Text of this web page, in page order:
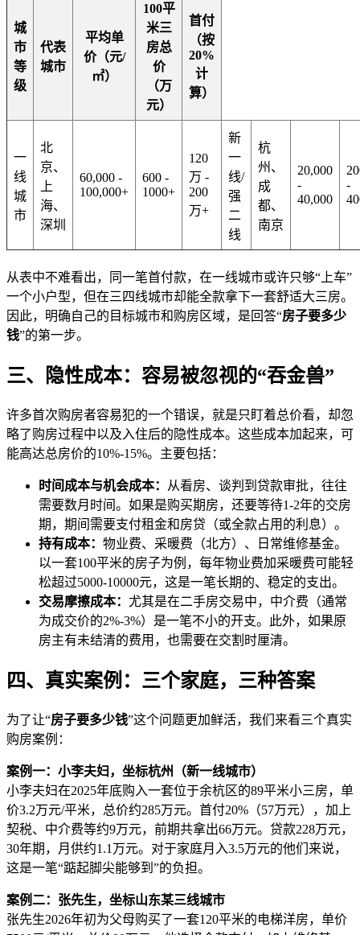
城
市
等
级
代表
城市
平均单
价（元/
㎡）
100平
米三
房总
价
（万
元）
首付
（按
20%
计
算）
一
线
城
市
北
京、
上
海、
深圳
60,000 -
100,000+
600 -
1000+
120
万 -
200
万+
新
一
线/
强
二
线
杭
州、
成
都、
南京
20,000
-
40,000
-
从表中不难看出，同一笔首付款，在一线城市或许只够“上车”
一个小户型，但在三四线城市却能全款拿下一套舒适大三房。
因此，明确自己的目标城市和购房区域，是回答“房子要多少
钱”的第一步。
三、隐性成本：容易被忽视的“吞金兽”
许多首次购房者容易犯的一个错误，就是只盯着总价看，却忽
略了购房过程中以及入住后的隐性成本。这些成本加起来，可
能高达总房价的10%-15%。主要包括：
时间成本与机会成本：
从看房、谈判到贷款审批，往往
需要数月时间。如果是购买期房，还要等待1-2年的交房
期，期间需要支付租金和房贷（或全款占用的利息）。
持有成本： 物业费、采暖费（北方）、日常维修基金。
以一套100平米的房子为例，每年物业费加采暖费可能轻
松超过5000-10000元，这是一笔长期的、稳定的支出。
交易摩擦成本： 尤其是在二手房交易中，中介费（通常
为成交价的2%-3%）是一笔不小的开支。此外，如果原
房主有未结清的费用，也需要在交割时厘清。
四、真实案例：三个家庭，三种答案
为了让“房子要多少钱”这个问题更加鲜活，我们来看三个真实
购房案例：
案例一：小李夫妇，坐标杭州（新一线城市）
小李夫妇在2025年底购入一套位于余杭区的89平米小三房，单
价3.2万元/平米，总价约285万元。首付20%（57万元），加上
契税、中介费等约9万元，前期共拿出66万元。贷款228万元，
30年期，月供约1.1万元。对于家庭月入3.5万元的他们来说，
这是一笔“踮起脚尖能够到”的负担。
案例二：张先生，坐标山东某三线城市
张先生2026年初为父母购买了一套120平米的电梯洋房，单价